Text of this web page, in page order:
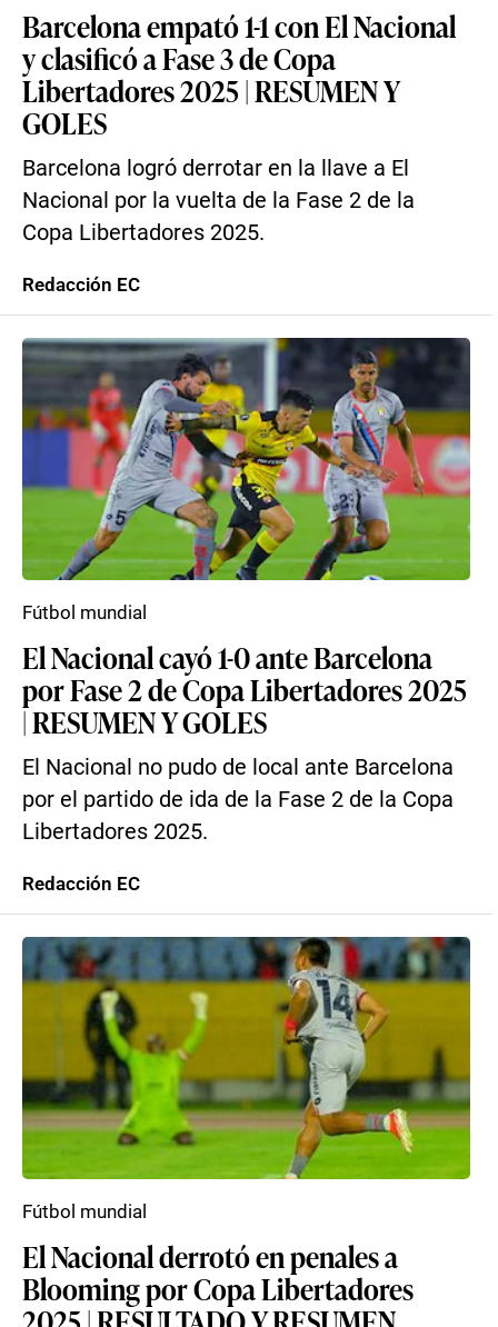
Barcelona empató 1-1 con El Nacional
y clasificó a Fase 3 de Copa
Libertadores 2025 | RESUMEN Y
GOLES
Barcelona logró derrotar en la llave a El
Nacional por la vuelta de la Fase 2 de la
Copa Libertadores 2025.
Redacción EC
El Nacional cayó 1-0 ante Barcelona
por Fase 2 de Copa Libertadores 2025
| RESUMEN Y GOLES
El Nacional no pudo de local ante Barcelona
por el partido de ida de la Fase 2 de la Copa
Libertadores 2025.
Fútbol mundial
Redacción EC
El Nacional derrotó en penales a
Blooming por Copa Libertadores
Fútbol mundial